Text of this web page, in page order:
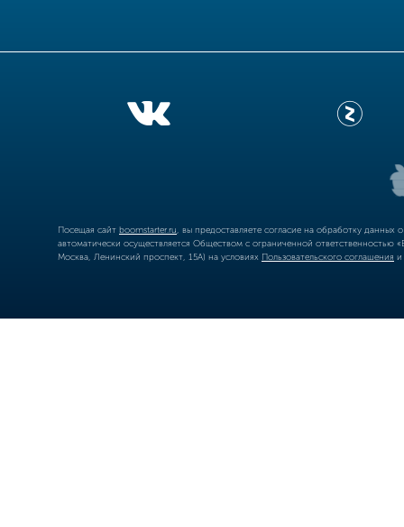
Посещая сайт boomstarter.ru , вы предоставляете согласие на обработку
автоматически осуществляется Обществом с ограниченной
Москва, Ленинский проспект, 15А) на условиях Пользовательского соглашения и